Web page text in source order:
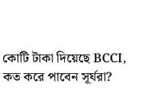
টাকা দিয়েছে BCCI,
কত করে পাবেন সূর্যরা?